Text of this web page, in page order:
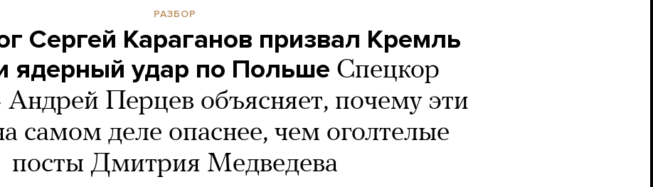
РАЗБОР
Сергей Караганов призвал Кремль
ядерный удар по Польше Спецкор
Перцев объясняет, почему эти
самом деле опаснее, чем оголтелые
посты Дмитрия Медведева